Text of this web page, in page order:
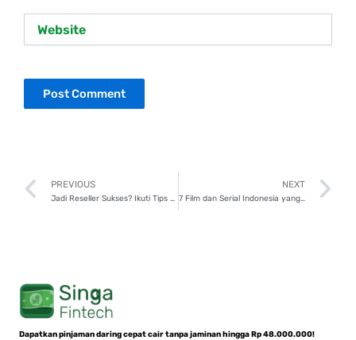
Prev
PREVIOUS
Jadi Reseller Sukses? Ikuti Tips Minim Modal Ini!
NEXT
7 Film dan Serial Indonesia yang Diadaptasi dari Drakor, Wajib Nonton!
Dapatkan pinjaman daring cepat cair tanpa jaminan hingga Rp 48.000.000!